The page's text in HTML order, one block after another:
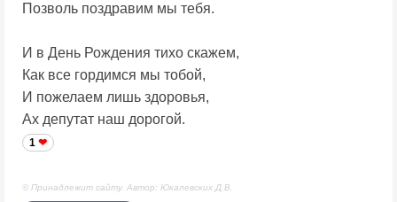
Позволь поздравим мы тебя.
И в День Рождения тихо скажем,
Как все гордимся мы тобой,
И пожелаем лишь здоровья,
Ах депутат наш дорогой.
1
© Принадлежит сайту. Автор: Юкалевских Д.В.